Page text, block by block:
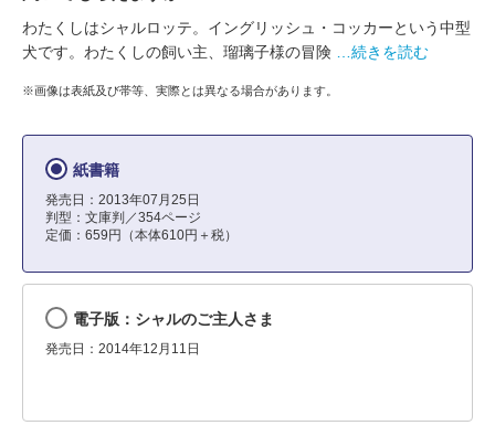
わたくしはシャルロッテ。イングリッシュ・コッカーという中型
犬です。わたくしの飼い主、瑠璃子様の冒険
…続きを読む
※画像は表紙及び帯等、実際とは異なる場合があります。
紙書籍
発売日：2013年07月25日
判型：文庫判／354ページ
定価：659円（本体610円＋税）
電子版：シャルのご主人さま
発売日：2014年12月11日